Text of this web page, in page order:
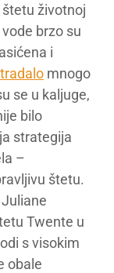
životnoj
brzo su
i
mnogo
se u kaljuge,
bilo
strategija
–
štetu.
Juliane
Twente u
s visokim
obale